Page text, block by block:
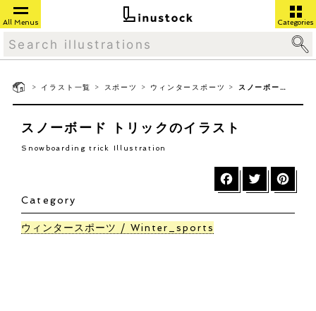
All Menus Categories
> イラスト一覧 > スポーツ > ウィンタースポーツ > スノーボード トリック
スノーボード トリックのイラスト
Snowboarding trick Illustration
Category
ウィンタースポーツ Winter_sports